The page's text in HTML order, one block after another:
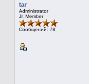
tar
Administrator
Jr. Member
Сообщений: 78